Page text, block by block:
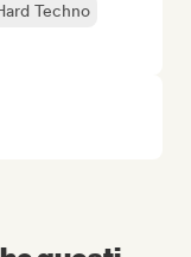
Techno